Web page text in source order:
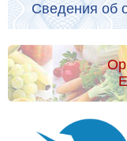
Сведения об